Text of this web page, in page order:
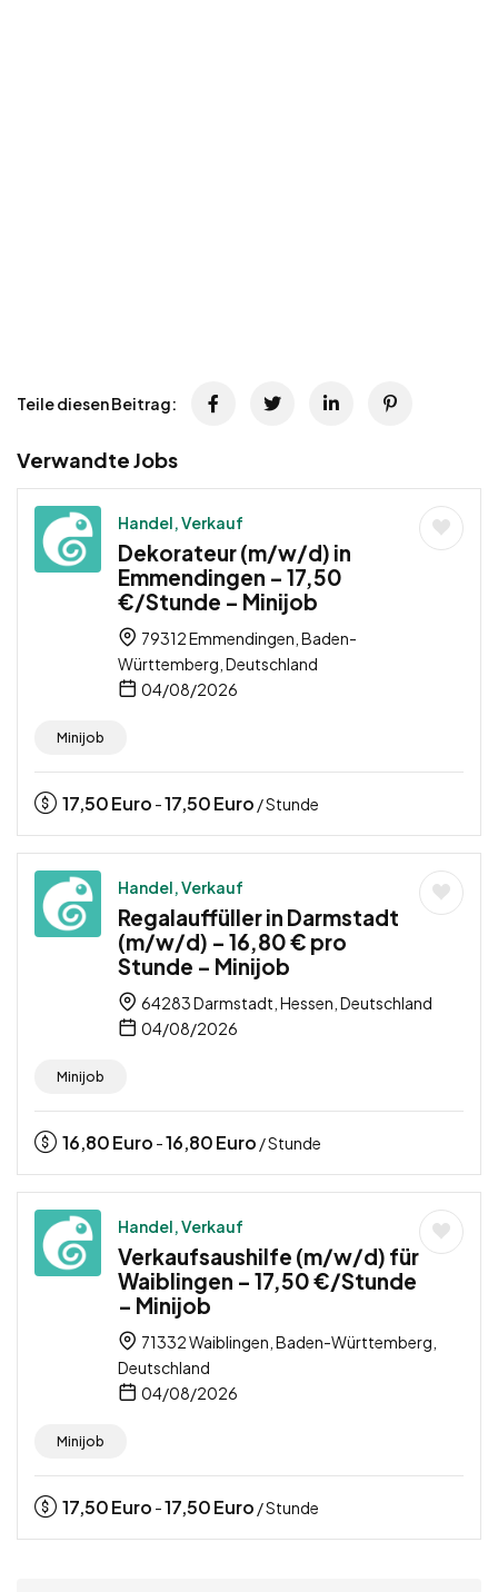
Teile diesen Beitrag:
Verwandte Jobs
Handel, Verkauf
Dekorateur (m/w/d) in
Emmendingen – 17,50
€/Stunde – Minijob
79312 Emmendingen, Baden-
Württemberg, Deutschland
04/08/2026
Minijob
17,50Euro -17,50Euro / Stunde
Handel, Verkauf
Regalauffüller in Darmstadt
(m/w/d) – 16,80 € pro
Stunde – Minijob
64283 Darmstadt, Hessen, Deutschland
04/08/2026
Minijob
16,80Euro -16,80Euro / Stunde
Handel, Verkauf
Verkaufsaushilfe (m/w/d) für
Waiblingen – 17,50 €/Stunde
– Minijob
71332 Waiblingen, Baden-Württemberg,
Deutschland
04/08/2026
Minijob
17,50Euro -17,50Euro / Stunde